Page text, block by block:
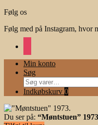
Følg os
Følg med på Instagram, hvor
Min konto
Søg
Søg
efter:
Indkøbskurv 0
Du ser på: “Møntstuen”